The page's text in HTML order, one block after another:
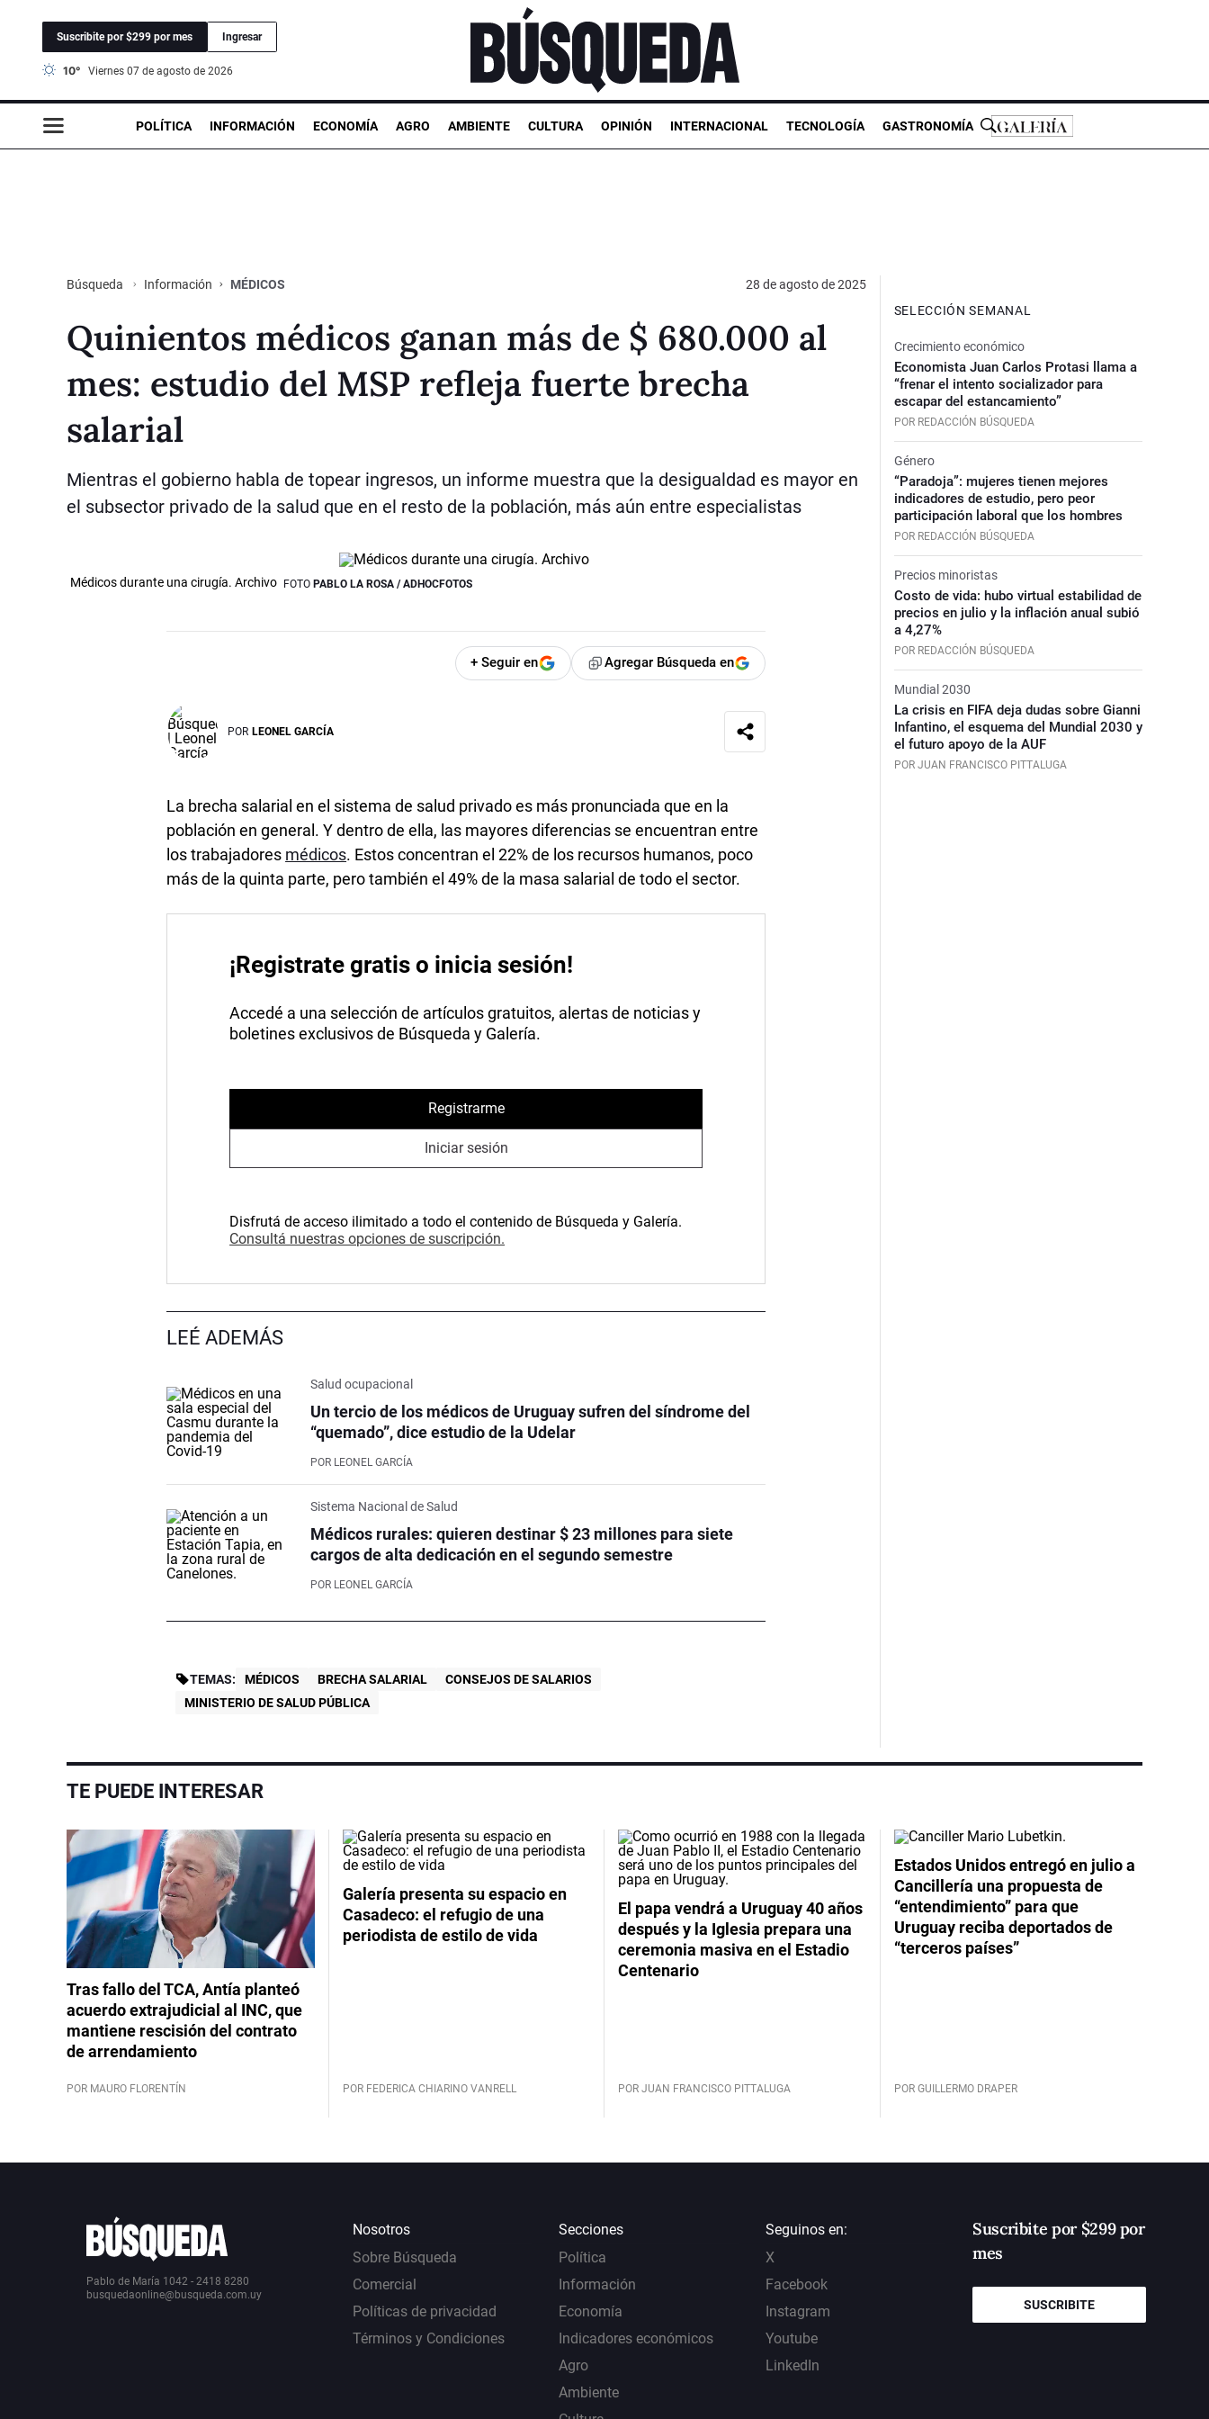
Suscribite por $299 por mes Ingresar
10° viernes 07 de agosto de 2026
POLÍTICA INFORMACIÓN ECONOMÍA AGRO AMBIENTE CULTURA OPINIÓN INTERNACIONAL TECNOLOGÍA GASTRONOMÍA
Búsqueda Información MÉDICOS 28 de agosto de 2025
Quinientos médicos ganan más de $ 680.000 al
mes: estudio del MSP refleja fuerte brecha
salarial
Mientras el gobierno habla de topear ingresos, un informe muestra que la desigualdad es mayor en
el subsector privado de la salud que en el resto de la población, más aún entre especialistas
Médicos durante una cirugía. Archivo FOTO PABLO LA ROSA / ADHOCFOTOS
+ Seguir en Agregar Búsqueda en
POR LEONEL GARCÍA
La brecha salarial en el sistema de salud privado es más pronunciada que en la
población en general. Y dentro de ella, las mayores diferencias se encuentran entre
los trabajadores médicos. Estos concentran el 22% de los recursos humanos, poco
más de la quinta parte, pero también el 49% de la masa salarial de todo el sector.
¡Registrate gratis o inicia sesión!
Accedé a una selección de artículos gratuitos, alertas de noticias y
boletines exclusivos de Búsqueda y Galería.
Registrarme
Iniciar sesión
Disfrutá de acceso ilimitado a todo el contenido de Búsqueda y Galería.
Consultá nuestras opciones de suscripción.
LEÉ ADEMÁS
Salud ocupacional
Un tercio de los médicos de Uruguay sufren del síndrome del
“quemado”, dice estudio de la Udelar
POR LEONEL GARCÍA
Sistema Nacional de Salud
Médicos rurales: quieren destinar $ 23 millones para siete
cargos de alta dedicación en el segundo semestre
POR LEONEL GARCÍA
TEMAS: MÉDICOS BRECHA SALARIAL
CONSEJOS DE SALARIOS
MINISTERIO DE SALUD PÚBLICA
SELECCIÓN SEMANAL
Crecimiento económico
Economista Juan Carlos Protasi llama a
“frenar el intento socializador para
escapar del estancamiento”
POR REDACCIÓN BÚSQUEDA
Género
“Paradoja”: mujeres tienen mejores
indicadores de estudio, pero peor
participación laboral que los hombres
POR REDACCIÓN BÚSQUEDA
Precios minoristas
Costo de vida: hubo virtual estabilidad de
precios en julio y la inflación anual subió
a 4,27%
POR REDACCIÓN BÚSQUEDA
Mundial 2030
La crisis en FIFA deja dudas sobre Gianni
Infantino, el esquema del Mundial 2030 y
el futuro apoyo de la AUF
POR JUAN FRANCISCO PITTALUGA
TE PUEDE INTERESAR
Tras fallo del TCA, Antía planteó
acuerdo extrajudicial al INC, que
mantiene rescisión del contrato
de arrendamiento
POR MAURO FLORENTÍN
Galería presenta su espacio en
Casadeco: el refugio de una
periodista de estilo de vida
POR FEDERICA CHIARINO VANRELL
El papa vendrá a Uruguay 40 años
después y la Iglesia prepara una
ceremonia masiva en el Estadio
Centenario
POR JUAN FRANCISCO PITTALUGA
Estados Unidos entregó en julio a
Cancillería una propuesta de
“entendimiento” para que
Uruguay reciba deportados de
“terceros países”
POR GUILLERMO DRAPER
Pablo de María 1042 - 2418 8280
busquedaonline@busqueda.com.uy
Nosotros
Sobre Búsqueda
Comercial
Políticas de privacidad
Términos y Condiciones
Secciones
Política
Información
Economía
Indicadores económicos
Agro
Ambiente
Seguinos en:
X
Facebook
Instagram
Youtube
LinkedIn
Suscribite por $299 por
mes
SUSCRIBITE